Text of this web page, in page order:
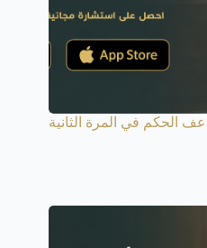
الحكم في المرة الثانية